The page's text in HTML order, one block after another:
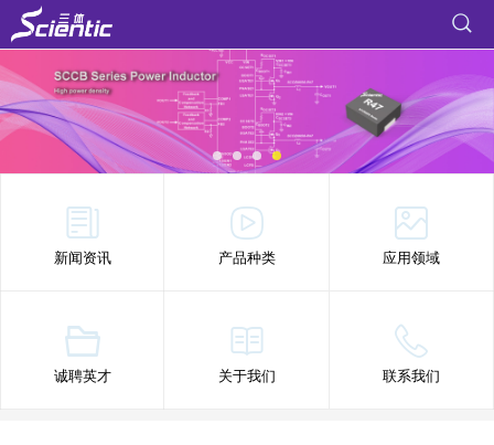
新闻资讯 产品种类 应用领域
诚聘英才 关于我们 联系我们